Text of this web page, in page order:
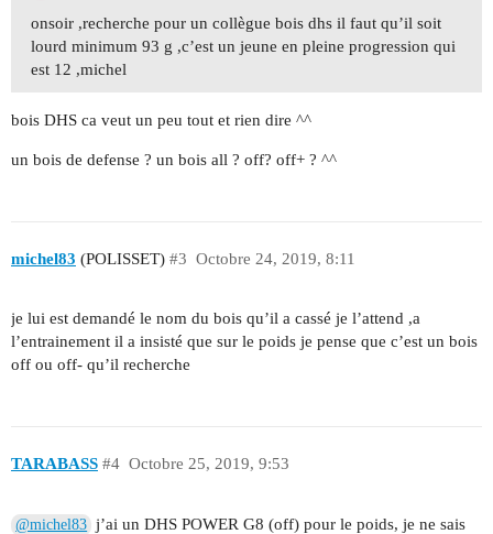
onsoir ,recherche pour un collègue bois dhs il faut qu’il soit
lourd minimum 93 g ,c’est un jeune en pleine progression qui
est 12 ,michel
bois DHS ca veut un peu tout et rien dire ^^
un bois de defense ? un bois all ? off? off+ ? ^^
michel83 (POLISSET) Octobre 24, 2019, 8:11
#3
je lui est demandé le nom du bois qu’il a cassé je l’attend ,a
l’entrainement il a insisté que sur le poids je pense que c’est un bois
off ou off- qu’il recherche
TARABASS Octobre 25, 2019, 9:53
#4
@michel83 j’ai un DHS POWER G8 (off) pour le poids, je ne sais